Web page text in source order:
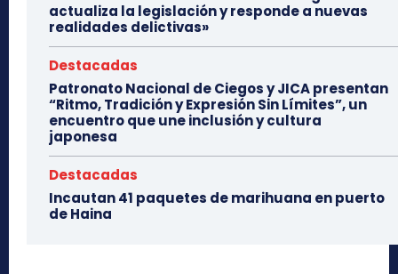
actualiza la legislación y responde a nuevas
realidades delictivas»
Destacadas
Patronato Nacional de Ciegos y JICA presentan
“Ritmo, Tradición y Expresión Sin Límites”, un
encuentro que une inclusión y cultura
japonesa
Destacadas
Incautan 41 paquetes de marihuana en puerto
de Haina